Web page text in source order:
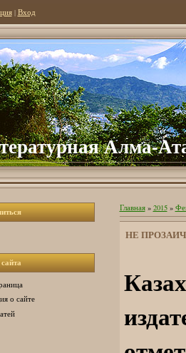
| Вход
Алма-
о сайте
Главная» 2015 »
НЕ